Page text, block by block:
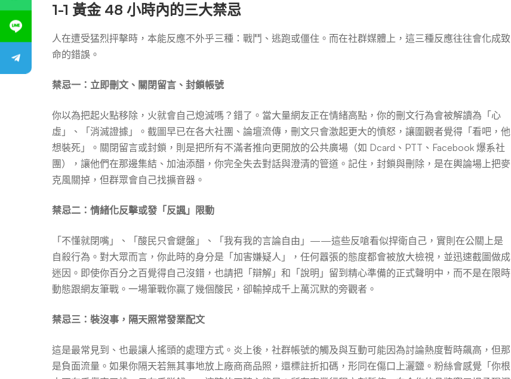
1-1 黃金 48 小時內的三大禁忌
人在遭受猛烈抨擊時，本能反應不外乎三種：戰鬥、逃跑或僵住。而在社群媒體上，這三種反應往往會化成致
命的錯誤。
禁忌一：立即刪文、關閉留言、封鎖帳號
你以為把起火點移除，火就會自己熄滅嗎？錯了。當大量網友正在情緒高點，你的刪文行為會被解讀為「心
虛」、「消滅證據」。截圖早已在各大社團、論壇流傳，刪文只會激起更大的憤怒，讓圍觀者覺得「看吧，他
想裝死」。關閉留言或封鎖，則是把所有不滿者推向更開放的公共廣場（如 Dcard、PTT、Facebook 爆系社
團），讓他們在那邊集結、加油添醋，你完全失去對話與澄清的管道。記住，封鎖與刪除，是在輿論場上把麥
克風關掉，但群眾會自己找擴音器。
禁忌二：情緒化反擊或發「反諷」限動
「不懂就閉嘴」、「酸民只會鍵盤」、「我有我的言論自由」——這些反嗆看似捍衛自己，實則在公關上是
自殺行為。對大眾而言，你此時的身分是「加害嫌疑人」，任何囂張的態度都會被放大檢視，並迅速截圖做成
迷因。即使你百分之百覺得自己沒錯，也請把「辯解」和「說明」留到精心準備的正式聲明中，而不是在限時
動態跟網友筆戰。一場筆戰你贏了幾個酸民，卻輸掉成千上萬沉默的旁觀者。
禁忌三：裝沒事，隔天照常發業配文
這是最常見到、也最讓人搖頭的處理方式。炎上後，社群帳號的觸及與互動可能因為討論熱度暫時飆高，但那
是負面流量。如果你隔天若無其事地放上廠商商品照，還標註折扣碼，形同在傷口上灑鹽。粉絲會感覺「你根